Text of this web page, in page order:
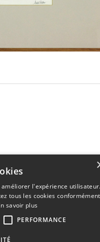
l'expérience
tous les cookies conformément
savoir plus
PERFORMANCE